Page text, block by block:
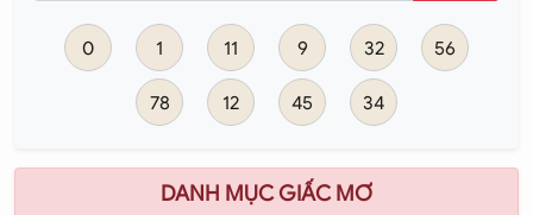
0 1 11 9 32 56
78 12 45 34
DANH MỤC GIẤC MƠ